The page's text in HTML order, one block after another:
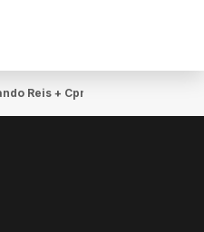
Reis + Cpm22 + Atracao A